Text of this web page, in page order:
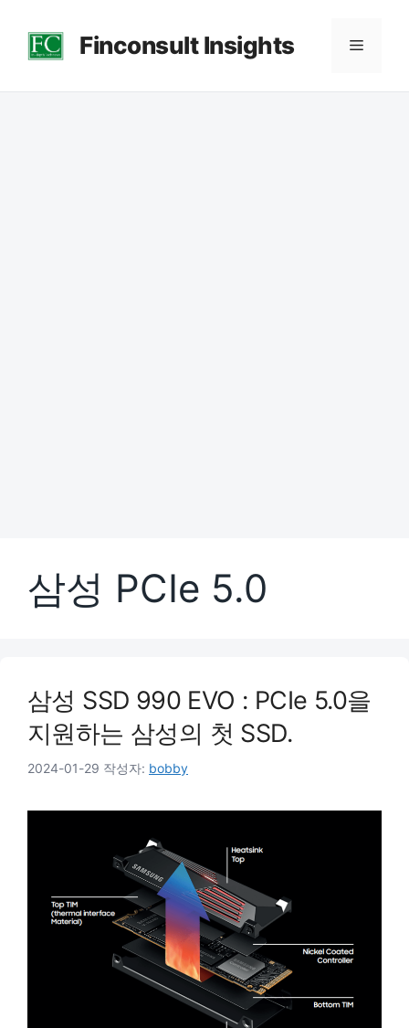
로
Finconsult Insights 메
삼성 PCIe 5.0
삼성 SSD 990 EVO : PCIe 5.0을
지원하는 삼성의 첫 SSD.
2024-01-29 작성자: bobby